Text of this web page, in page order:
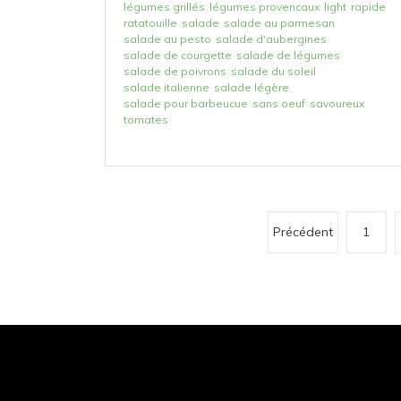
légumes grillés légumes provencaux light rapide
ratatouille salade salade au parmesan
salade au pesto salade d'aubergines
salade de courgette salade de légumes
salade de poivrons salade du soleil
salade italienne salade légère
salade pour barbeucue sans oeuf savoureux
tomates
Précédent 1